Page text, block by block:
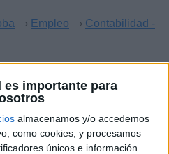
es importante para
almacenamos y/o accedemos
como cookies, y procesamos
únicos e información
› Empleo › Contabilidad -
en
para tu búsqueda.